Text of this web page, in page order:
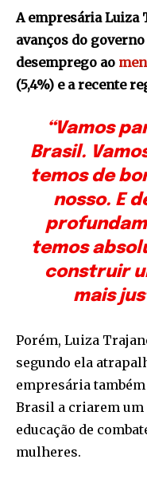
A empresária Luiza
avanços do
desemprego ao
(5,4%) e a recente
“Vamos
Brasil.
temos de
nosso. E
temos
construir
mais
Porém, Luiza
segundo ela
empresária
Brasil a criarem
educação de
mulheres.